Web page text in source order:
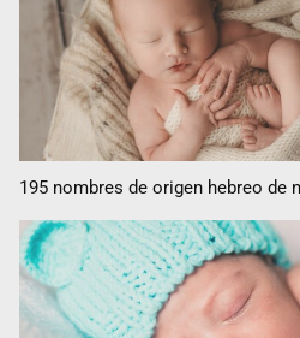
195 nombres de origen hebreo de